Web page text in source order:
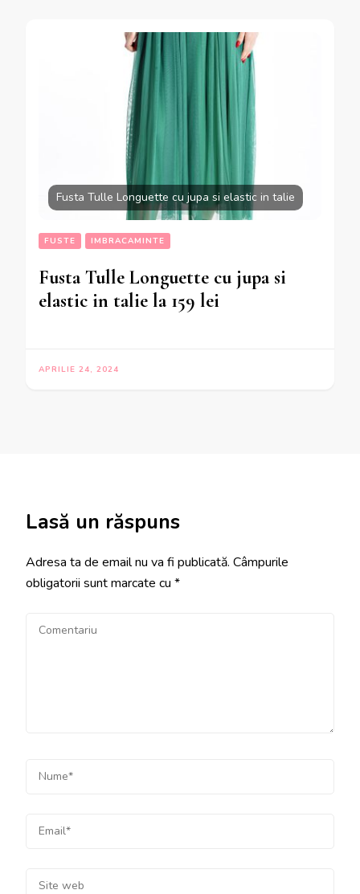
Fusta Tulle Longuette cu jupa si elastic in talie
FUSTE IMBRACAMINTE
Fusta Tulle Longuette cu jupa si
elastic in talie la 159 lei
APRILIE 24, 2024
Lasă un răspuns
Adresa ta de email nu va fi publicată. Câmpurile
obligatorii sunt marcate cu *